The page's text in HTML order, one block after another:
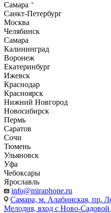
Самара
Санкт-Петербург
Москва
Челябинск
Самара
Калининград
Воронеж
Екатеринбург
Ижевск
Краснодар
Красноярск
Нижний Новгород
Новосибирск
Пермь
Саратов
Сочи
Тюмень
Ульяновск
Уфа
Чебоксары
Ярославль
info@miraphone.ru
Самара, м. Алабинская, пр.
Мелодия, вход с Ново-